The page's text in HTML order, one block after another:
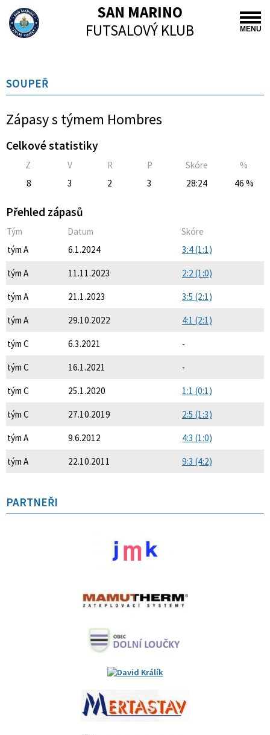
MENU
SAN MARINO
FUTSALOVÝ KLUB
SOUPEŘ
Zápasy s týmem Hombres
Celkové statistiky
Z V R P Skóre
%
8
3 2 3 28:24 46 %
Přehled zápasů
Tým Datum
Skóre
tým A
6.1.2024 3:4 (1:1)
tým A 11.11.2023 2:2 (1:0)
tým A 21.1.2023 3:5 (2:1)
tým A 29.10.2022 4:1 (2:1)
tým C 6.3.2021 -
tým C 16.1.2021 -
tým C 25.1.2020 1:1 (0:1)
tým C 27.10.2019 2:5 (1:3)
tým A 9.6.2012 4:3 (1:0)
tým A 22.10.2011 9:3 (4:2)
PARTNEŘI